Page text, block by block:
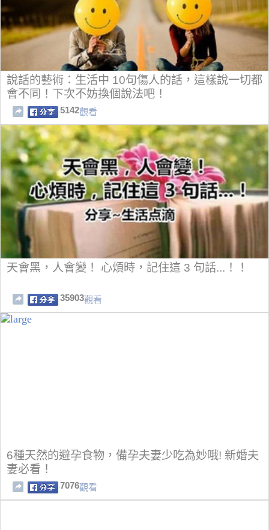
說話的藝術：生活中 10句傷人的話，這樣說一切都
會不同！下次不妨換個說法吧！
5142觀看
天會黑，人會變！ 心煩時，記住這 3 句話...！！
35903觀看
6種天然的避孕食物，備孕夫妻少吃為妙哦! 新婚夫
妻必看！
7076觀看